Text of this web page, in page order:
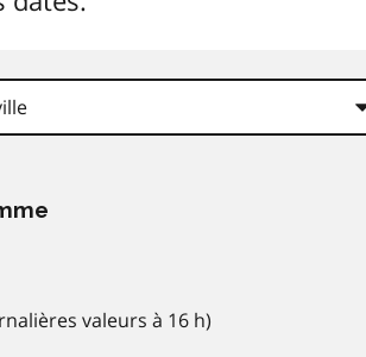
valeurs à 16 h)